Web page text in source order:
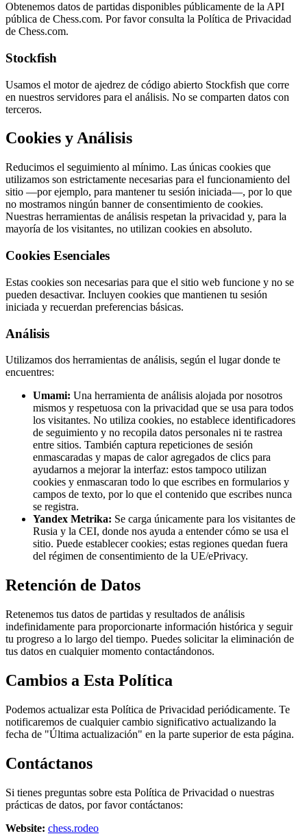
Obtenemos datos de partidas disponibles públicamente de la API
pública de Chess.com. Por favor consulta la Política de Privacidad
de Chess.com.
Stockfish
Usamos el motor de ajedrez de código abierto Stockfish que corre
en nuestros servidores para el análisis. No se comparten datos con
terceros.
Cookies y Análisis
Reducimos el seguimiento al mínimo. Las únicas cookies que
utilizamos son estrictamente necesarias para el funcionamiento del
sitio —por ejemplo, para mantener tu sesión iniciada—, por lo que
no mostramos ningún banner de consentimiento de cookies.
Nuestras herramientas de análisis respetan la privacidad y, para la
mayoría de los visitantes, no utilizan cookies en absoluto.
Cookies Esenciales
Estas cookies son necesarias para que el sitio web funcione y no se
pueden desactivar. Incluyen cookies que mantienen tu sesión
iniciada y recuerdan preferencias básicas.
Análisis
Utilizamos dos herramientas de análisis, según el lugar donde te
encuentres:
Umami: Una herramienta de análisis alojada por nosotros
mismos y respetuosa con la privacidad que se usa para todos
los visitantes. No utiliza cookies, no establece identificadores
de seguimiento y no recopila datos personales ni te rastrea
entre sitios. También captura repeticiones de sesión
enmascaradas y mapas de calor agregados de clics para
ayudarnos a mejorar la interfaz: estos tampoco utilizan
cookies y enmascaran todo lo que escribes en formularios y
campos de texto, por lo que el contenido que escribes nunca
se registra.
Yandex Metrika: Se carga únicamente para los visitantes de
Rusia y la CEI, donde nos ayuda a entender cómo se usa el
sitio. Puede establecer cookies; estas regiones quedan fuera
del régimen de consentimiento de la UE/ePrivacy.
Retención de Datos
Retenemos tus datos de partidas y resultados de análisis
indefinidamente para proporcionarte información histórica y seguir
tu progreso a lo largo del tiempo. Puedes solicitar la eliminación de
tus datos en cualquier momento contactándonos.
Cambios a Esta Política
Podemos actualizar esta Política de Privacidad periódicamente. Te
notificaremos de cualquier cambio significativo actualizando la
fecha de "Última actualización" en la parte superior de esta página.
Contáctanos
Si tienes preguntas sobre esta Política de Privacidad o nuestras
prácticas de datos, por favor contáctanos:
Website: chess.rodeo